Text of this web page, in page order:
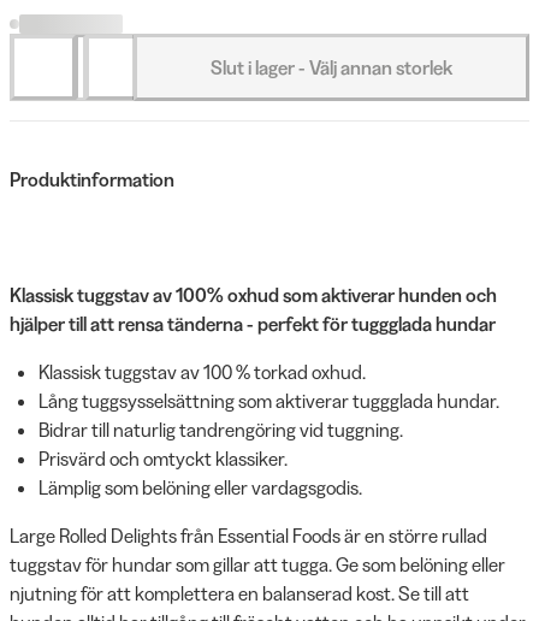
Slut i lager - Välj annan storlek
Produktinformation
Klassisk tuggstav av 100% oxhud som aktiverar hunden och
hjälper till att rensa tänderna - perfekt för tuggglada hundar
Klassisk tuggstav av 100 % torkad oxhud.
Lång tuggsysselsättning som aktiverar tuggglada hundar.
Bidrar till naturlig tandrengöring vid tuggning.
Prisvärd och omtyckt klassiker.
Lämplig som belöning eller vardagsgodis.
Large Rolled Delights från Essential Foods är en större rullad
tuggstav för hundar som gillar att tugga. Ge som belöning eller
njutning för att komplettera en balanserad kost. Se till att